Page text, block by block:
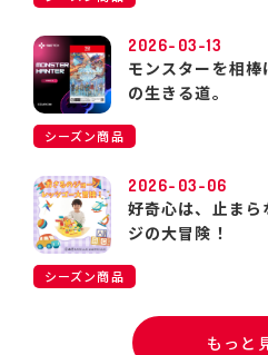
2026-03-13
モンスターを相
の生きる道。
シーズン商品
2026-03-06
好奇心は、止まら
ジの大冒険！
シーズン商品
もっと